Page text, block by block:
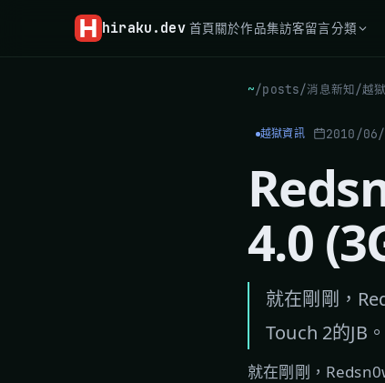
hiraku .dev 首頁關於作品集訪客留言分類
~/posts/消息新知/越
越獄資訊 2010/
4.0
就在剛剛，
Touch 2的JB。
就在剛剛，